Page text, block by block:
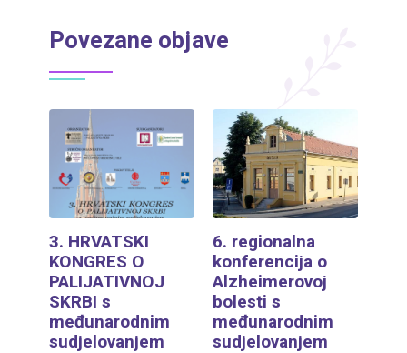
Povezane objave
3. HRVATSKI
KONGRES O
PALIJATIVNOJ
SKRBI s
međunarodnim
sudjelovanjem
6. regionalna
konferencija o
Alzheimerovoj
bolesti s
međunarodnim
sudjelovanjem